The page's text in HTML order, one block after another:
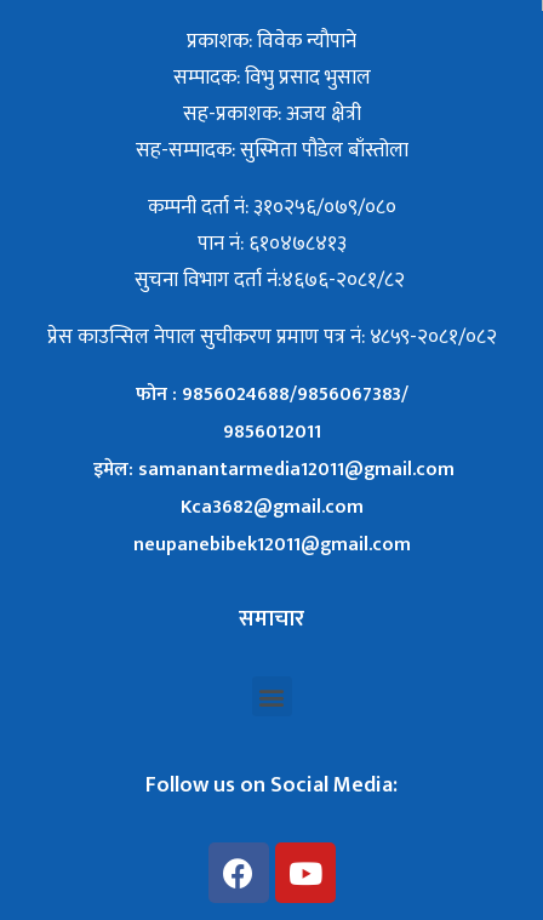
प्रकाशक: विवेक न्याैपाने
सम्पादक: विभु प्रसाद भुसाल
सह-प्रकाशक: अजय क्षेत्री
सह-सम्पादक: सुस्मिता पौडेल बाँस्तोला
कम्पनी दर्ता नं: ३१०२५६/०७९/०८०
पान नं: ६१०४७८४१३
सुचना विभाग दर्ता नं:४६७६-२०८१/८२
प्रेस काउन्सिल नेपाल सुचीकरण प्रमाण पत्र नं: ४८५९-२०८१/०८२
फोन : 9856024688/9856067383/
9856012011
इमेल: samanantarmedia12011@gmail.com
Kca3682@gmail.com
neupanebibek12011@gmail.com
समाचार
Follow us on Social Media: